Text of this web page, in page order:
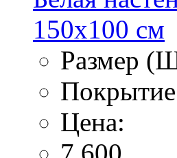
150х100 см
Размер
Цена: